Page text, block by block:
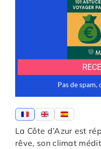
La Côte d’Azur est
rêve, son climat